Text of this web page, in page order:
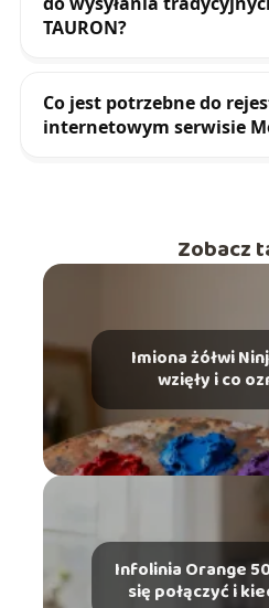
TAURON?
Co jest potrzebne do
internetowym serwisie
Zobacz
Imiona żółwi
wzięły i co
Infolinia Orange
się połączyć i